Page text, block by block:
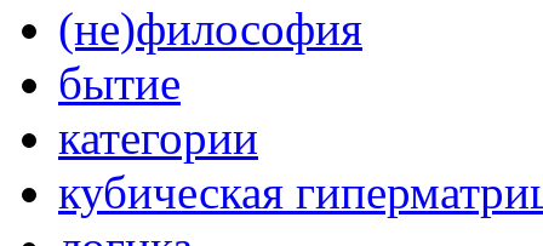
(не)философия
бытие
категории
кубическая